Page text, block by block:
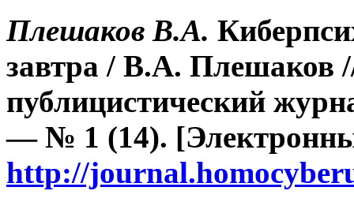
Плешаков В.А.
завтра / В.А. Плешаков
публицистический
— № 1 (14).
http://